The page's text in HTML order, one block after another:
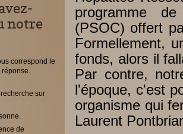
notre
correspond le
réponse.
sur
de
programme
(PSOC) offert
Formellement,
fonds, alors il
Par contre,
l'époque, c'est
organisme qui
Laurent